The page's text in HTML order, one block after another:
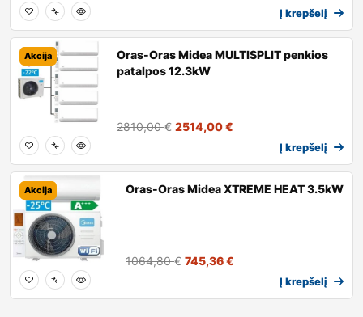
Į krepšelį
Akcija
Oras-Oras Midea MULTISPLIT penkios
patalpos 12.3kW
2810,00€ 2514,00€
Į krepšelį
Akcija Oras-Oras Midea XTREME HEAT 3.5kW
1064,80€ 745,36€
Į krepšelį